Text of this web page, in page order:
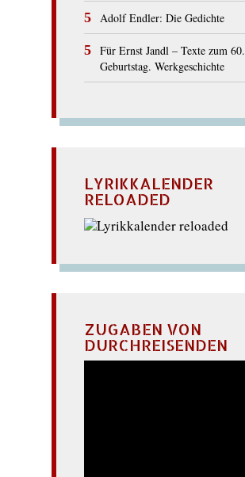
Adolf Endler: Die Gedichte
Für Ernst Jandl – Texte zum 60.
Geburtstag. Werkgeschichte
LYRIKKALENDER
RELOADED
ZUGABEN VON
DURCHREISENDEN